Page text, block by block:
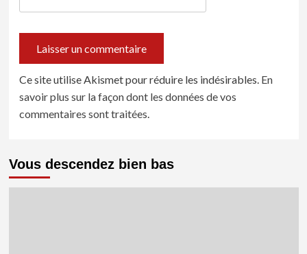
Ce site utilise Akismet pour réduire les indésirables. En
savoir plus sur la façon dont les données de vos
commentaires sont traitées.
Vous descendez bien bas